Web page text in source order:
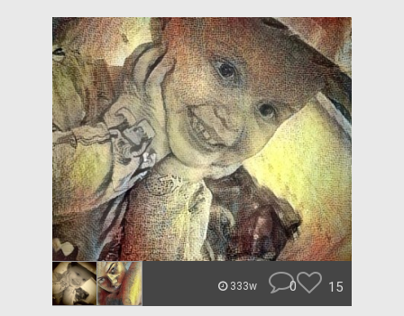
333w 0 15